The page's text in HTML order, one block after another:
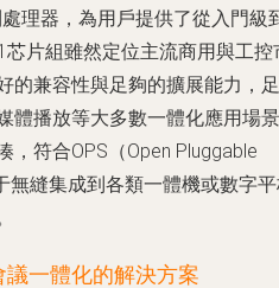
理器，為用戶提供了從入門級
片組雖然定位主流商用與工控
的兼容性與足夠的擴展能力，足
體播放等大多數一體化應用場景
符合OPS（Open Pluggable
縫集成到各類一體機或數字
一體化的解決方案